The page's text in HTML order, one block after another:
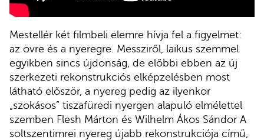
Mestellér két filmbeli elemre hívja fel a figyelmet:
az övre és a nyeregre. Messziről, laikus szemmel
egyikben sincs újdonság, de előbbi ebben az új
szerkezeti rekonstrukciós elképzelésben most
látható először, a nyereg pedig az ilyenkor
„szokásos” tiszafüredi nyergen alapuló elmélettel
szemben Flesh Márton és Wilhelm Ákos Sándor A
soltszentimrei nyereg újabb rekonstrukciója című,